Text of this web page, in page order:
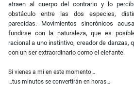
atraen al cuerpo del contrario y lo
obstáculo entre las dos especies,
parecidas. Movimientos sincrónicos
fundirse con la naturaleza, que es
racional a uno instintivo, creador de danzas,
con un ser extraordinario como el elefante.
Si vienes a mi en este momento…
…tus minutos se convertirán en horas…